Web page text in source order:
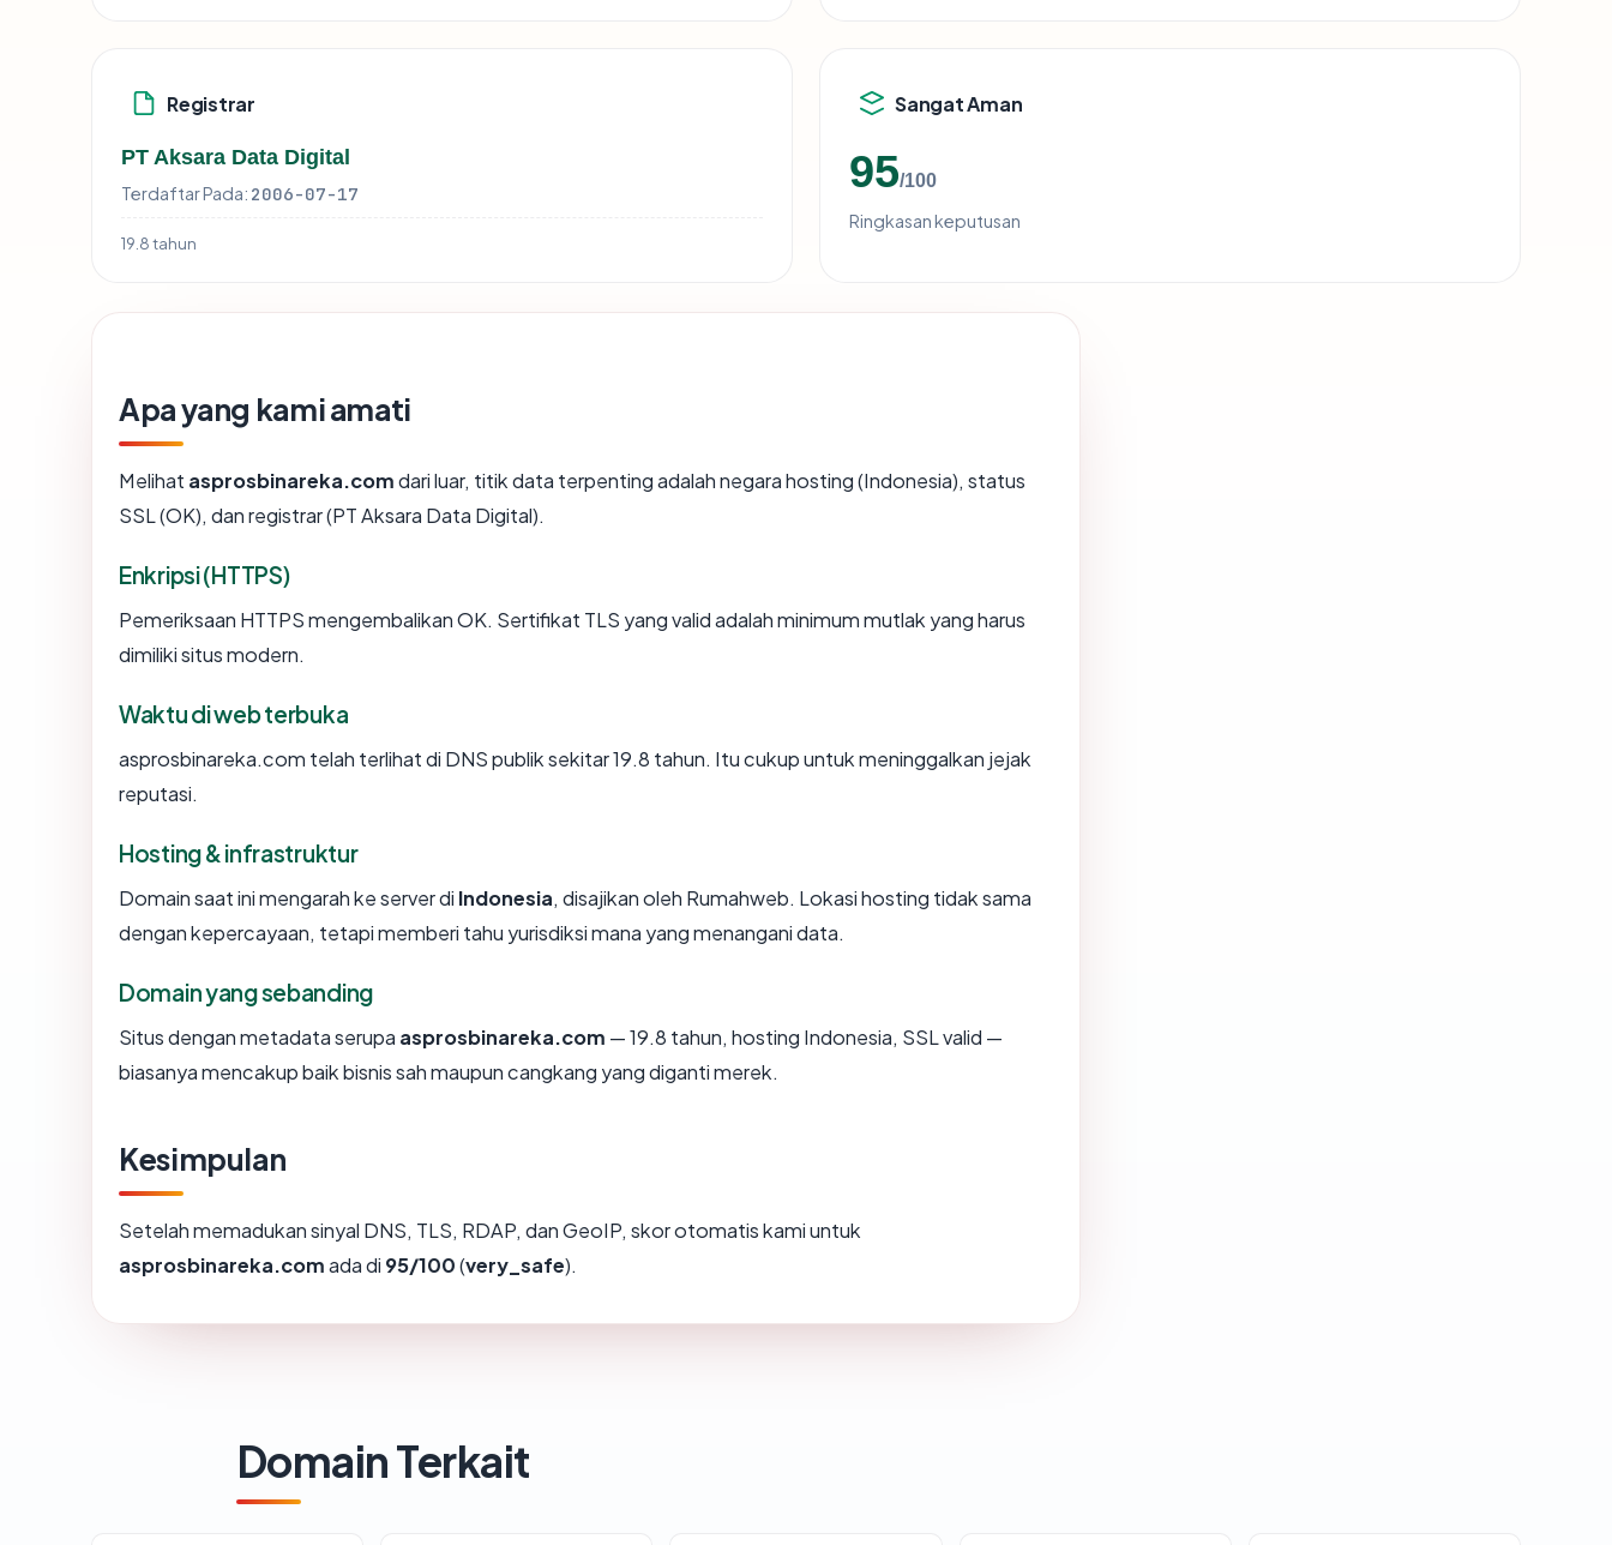
Registrar
PT Aksara Data Digital
Terdaftar Pada: 2006-07-17
19.8 tahun
Sangat Aman
95/100
Ringkasan keputusan
Apa yang kami amati
Melihat asprosbinareka.comdari luar, titik data terpenting adalah negara hosting (Indonesia), status
SSL (OK), dan registrar (PT Aksara Data Digital).
Enkripsi (HTTPS)
Pemeriksaan HTTPS mengembalikan OK. Sertifikat TLS yang valid adalah minimum mutlak yang harus
dimiliki situs modern.
Waktu di web terbuka
asprosbinareka.com telah terlihat di DNS publik sekitar 19.8 tahun. Itu cukup untuk meninggalkan jejak
reputasi.
Hosting & infrastruktur
Domain saat ini mengarah ke server di Indonesia, disajikan oleh Rumahweb. Lokasi hosting tidak sama
dengan kepercayaan, tetapi memberi tahu yurisdiksi mana yang menangani data.
Domain yang sebanding
Situs dengan metadata serupa asprosbinareka.com — 19.8 tahun, hosting Indonesia, SSL valid —
biasanya mencakup baik bisnis sah maupun cangkang yang diganti merek.
Kesimpulan
Setelah memadukan sinyal DNS, TLS, RDAP, dan GeoIP, skor otomatis kami untuk
asprosbinareka.comada di 95/100(very_safe).
Domain Terkait